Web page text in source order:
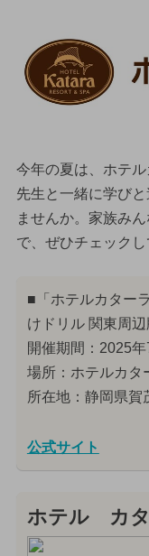
今年の夏は、ホテ
先生と一緒に学び
ませんか。家族み
で、ぜひチェックし
■「ホテルカター
けドリル 関東周辺
開催期間：2025
場所：ホテルカタ
所在地：静岡県賀
公式サイト
ホテル カ